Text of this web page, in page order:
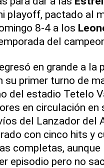
playoff, pactado al
8-4 a los
del
en grande a
su primer turno de
del estadio Tetelo
en circulación
del Lanzador del
con cinco hits y
completas,
episodio pero no